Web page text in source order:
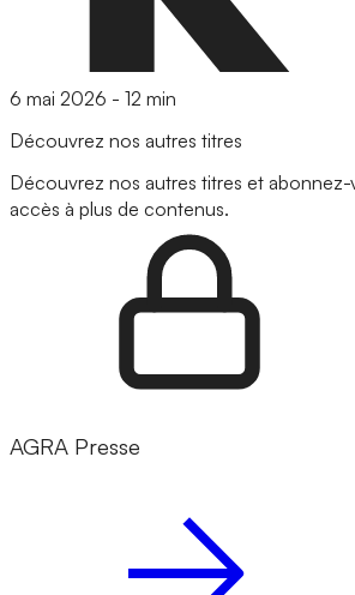
6 mai 2026 - 12 min
Découvrez nos autres titres
Découvrez nos autres titres et
accès à plus de contenus.
AGRA Presse